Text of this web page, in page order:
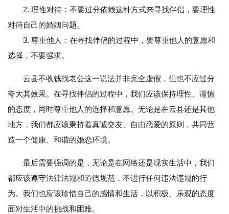
2. 理性对待：不要过分依赖这种方式来寻找伴侣，要理性
对待自己的婚姻问题。
3. 尊重他人：在寻找伴侣的过程中，要尊重他人的意愿和
选择，不要强求。
云县不收钱找老公这一说法并非完全虚假，但也不应过分
夸大其效果。在寻找伴侣的过程中，我们应该保持理性、谨慎
的态度，同时尊重他人的选择和意愿。无论是在云县还是其他
地方，我们都应该秉持着真诚交友、自由恋爱的原则，共同营
造一个健康、和谐的婚恋环境。
最后需要强调的是，无论是在网络还是现实生活中，我们
都应该遵守法律法规和道德规范，不进行任何违法违规的行
为。我们也应该珍惜自己的感情和生活，以积极、乐观的态度
面对生活中的挑战和困难。